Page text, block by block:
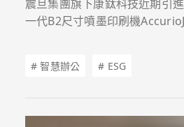
震旦集團旗下康鈦科技近期引
一代B2尺寸噴墨印刷機
面升級。此款設備的推出展現
# 智慧辦公 # ESG